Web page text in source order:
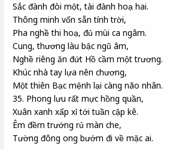
Sắc đành đòi một, tài đành hoạ hai.
Thông minh vốn sẵn tính trời,
Pha nghề thi hoạ, đủ mùi ca ngâm.
Cung, thương làu bậc ngũ âm,
Nghề riêng ăn đứt Hồ cầm một trương.
Khúc nhà tay lựa nên chương,
Một thiên Bạc mệnh lại càng não nhân.
35. Phong lưu rất mực hồng quần,
Xuân xanh xấp xỉ tới tuần cập kê.
Êm đềm trướng rủ màn che,
Tường đông ong bướm đi về mặc ai.